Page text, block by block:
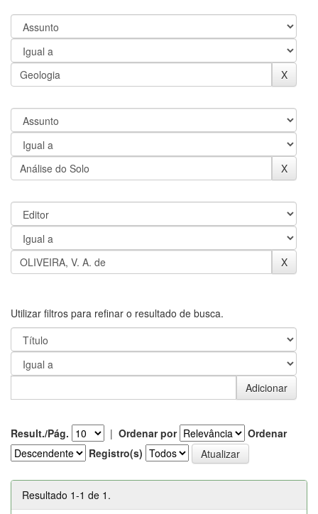
Utilizar filtros para refinar o resultado de busca.
Result./Pág. | Ordenar por
Ordenar
Registro(s)
Resultado 1-1 de 1.